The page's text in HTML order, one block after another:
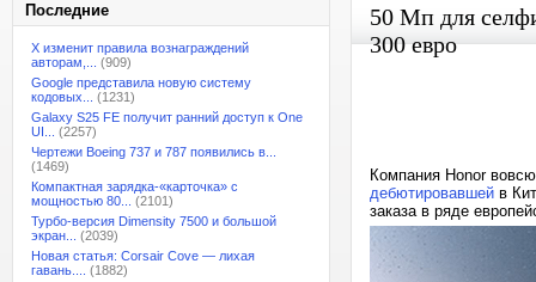
Последние
X изменит правила вознаграждений
авторам,...
(909)
Google представила новую систему
кодовых...
(1231)
Galaxy S25 FE получит ранний доступ к One
UI...
(2257)
Чертежи Boeing 737 и 787 появились в...
(1469)
Компактная зарядка-«карточка» с
мощностью 80...
(2101)
Турбо-версия Dimensity 7500 и большой
экран...
(2039)
Новая статья: Corsair Cove — лихая
гавань....
(1882)
50 Мп для
300 евро
Компания Honor
дебютировавшей в
заказа в ряде